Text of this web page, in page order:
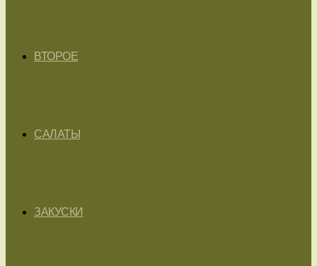
ВТОРОЕ
САЛАТЫ
ЗАКУСКИ